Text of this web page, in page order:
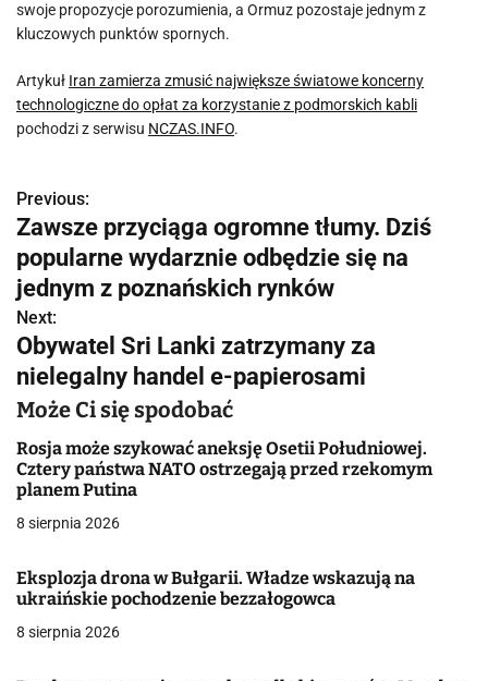
swoje propozycje porozumienia, a Ormuz pozostaje jednym z
kluczowych punktów spornych.
Artykuł Iran zamierza zmusić największe światowe koncerny
technologiczne do opłat za korzystanie z podmorskich kabli
pochodzi z serwisu NCZAS.INFO.
N
a
w
i
g
a
c
j
a
w
p
Previous:
Zawsze przyciąga ogromne tłumy. Dziś
popularne wydarznie odbędzie się na
jednym z poznańskich rynków
Next:
Obywatel Sri Lanki zatrzymany za
nielegalny handel e-papierosami
Może Ci się spodobać
Rosja może szykować aneksję Osetii Południowej.
Cztery państwa NATO ostrzegają przed rzekomym
planem Putina
8 sierpnia 2026
Eksplozja drona w Bułgarii. Władze wskazują na
ukraińskie pochodzenie bezzałogowca
8 sierpnia 2026